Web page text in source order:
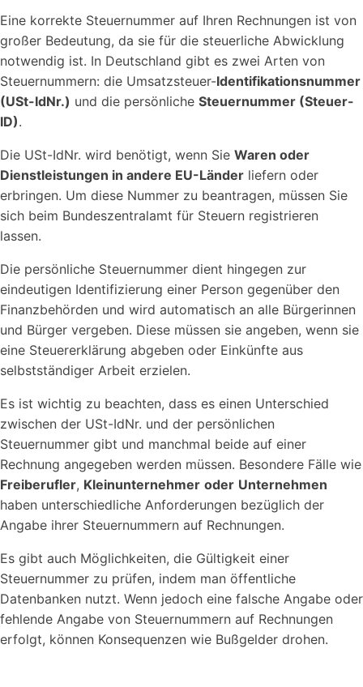
Eine korrekte Steuernummer auf Ihren Rechnungen ist von
großer Bedeutung, da sie für die steuerliche Abwicklung
notwendig ist. In Deutschland gibt es zwei Arten von
Steuernummern: die Umsatzsteuer-Identifikationsnummer
(USt-IdNr.) und die persönliche Steuernummer (Steuer-
ID).
Die USt-IdNr. wird benötigt, wenn Sie Waren oder
Dienstleistungen in andere EU-Länder liefern oder
erbringen. Um diese Nummer zu beantragen, müssen Sie
sich beim Bundeszentralamt für Steuern registrieren
lassen.
Die persönliche Steuernummer dient hingegen zur
eindeutigen Identifizierung einer Person gegenüber den
Finanzbehörden und wird automatisch an alle Bürgerinnen
und Bürger vergeben. Diese müssen sie angeben, wenn sie
eine Steuererklärung abgeben oder Einkünfte aus
selbstständiger Arbeit erzielen.
Es ist wichtig zu beachten, dass es einen Unterschied
zwischen der USt-IdNr. und der persönlichen
Steuernummer gibt und manchmal beide auf einer
Rechnung angegeben werden müssen. Besondere Fälle wie
Freiberufler, Kleinunternehmer oder Unternehmen
haben unterschiedliche Anforderungen bezüglich der
Angabe ihrer Steuernummern auf Rechnungen.
Es gibt auch Möglichkeiten, die Gültigkeit einer
Steuernummer zu prüfen, indem man öffentliche
Datenbanken nutzt. Wenn jedoch eine falsche Angabe oder
fehlende Angabe von Steuernummern auf Rechnungen
erfolgt, können Konsequenzen wie Bußgelder drohen.